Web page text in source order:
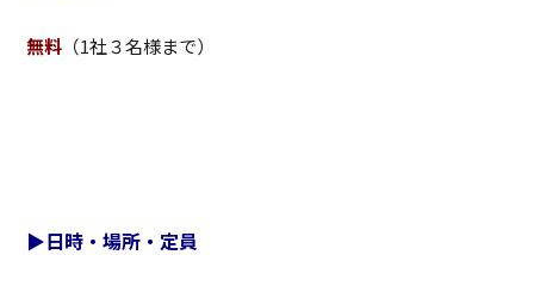
無料 （1社３名様まで）
▶日時・場所・定員